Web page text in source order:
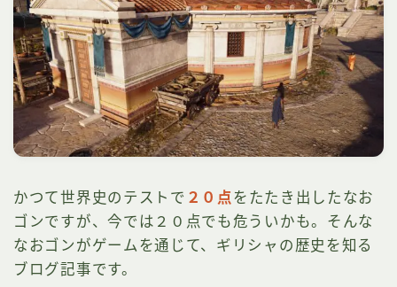
かつて世界史のテストで ２０点 をたたき出したなお
ゴンですが、今では２０点でも危ういかも。そんな
なおゴンがゲームを通じて、ギリシャの歴史を知る
ブログ記事です。